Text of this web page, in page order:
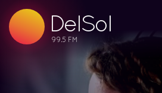
DelSol
99.5 FM
99.5 FM
99.5 FM